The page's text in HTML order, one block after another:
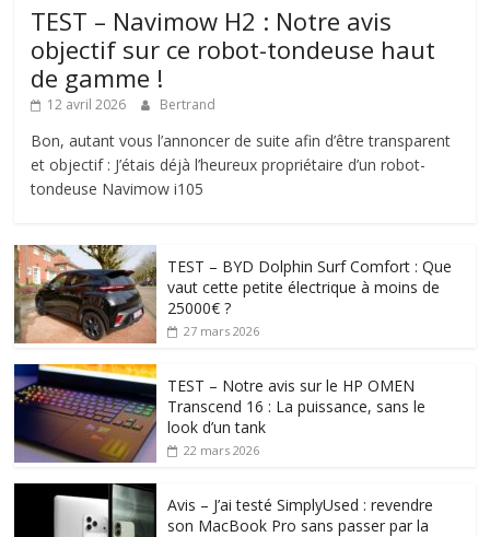
TEST – Navimow H2 : Notre avis
objectif sur ce robot-tondeuse haut
de gamme !
12 avril 2026 Bertrand
Bon, autant vous l’annoncer de suite afin d’être transparent
et objectif : J’étais déjà l’heureux propriétaire d’un robot-
tondeuse Navimow i105
TEST – BYD Dolphin Surf Comfort : Que
vaut cette petite électrique à moins de
25000€ ?
27 mars 2026
TEST – Notre avis sur le HP OMEN
Transcend 16 : La puissance, sans le
look d’un tank
22 mars 2026
Avis – J’ai testé SimplyUsed : revendre
son MacBook Pro sans passer par la